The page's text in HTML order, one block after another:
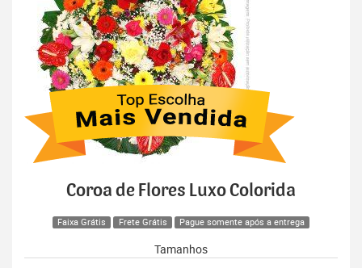
Coroa de Flores Luxo Colorida
Faixa Grátis Frete Grátis Pague somente após a entrega
Tamanhos